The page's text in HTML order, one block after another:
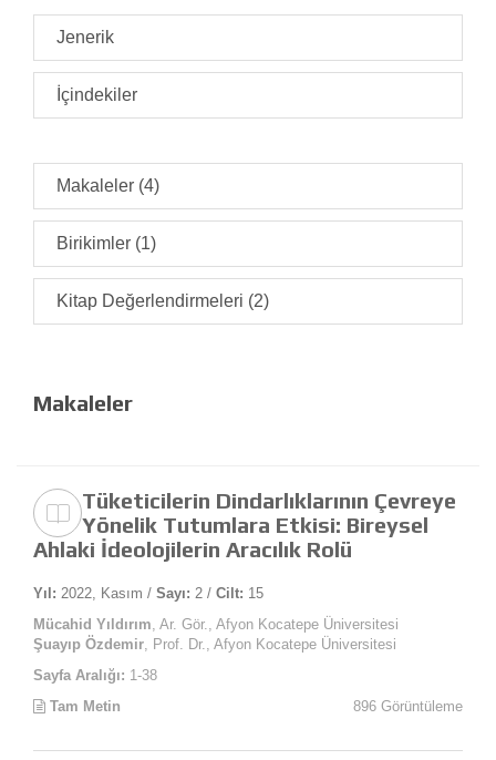
Jenerik
İçindekiler
Makaleler (4)
Birikimler (1)
Kitap Değerlendirmeleri (2)
Makaleler
Tüketicilerin Dindarlıklarının Çevreye
Yönelik Tutumlara Etkisi: Bireysel
Ahlaki İdeolojilerin Aracılık Rolü
Yıl: 2022, Kasım / Sayı: 2 / Cilt: 15
Mücahid Yıldırım , Ar. Gör., Afyon Kocatepe Üniversitesi
Şuayıp Özdemir , Prof. Dr., Afyon Kocatepe Üniversitesi
Sayfa Aralığı: 1-38
Tam Metin
896 Görüntüleme